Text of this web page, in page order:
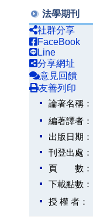
法學期刊
社群分享
FaceBook
Line
分享網址
意見回饋
友善列印
論著名稱：
編著譯者：
出版日期：
刊登出處：
頁 數：
下載點數：
授 權 者：